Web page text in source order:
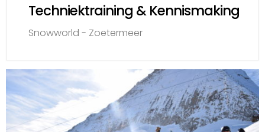
Techniektraining & Kennismaking
Snowworld - Zoetermeer